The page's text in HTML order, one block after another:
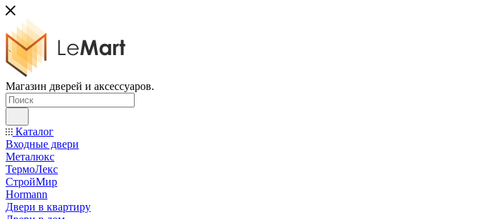
Магазин дверей и аксессуаров.
Каталог
Входные двери
Металюкс
ТермоЛекс
СтройМир
Hormann
Двери в квартиру